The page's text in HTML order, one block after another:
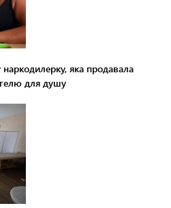
яка продавала
для душу